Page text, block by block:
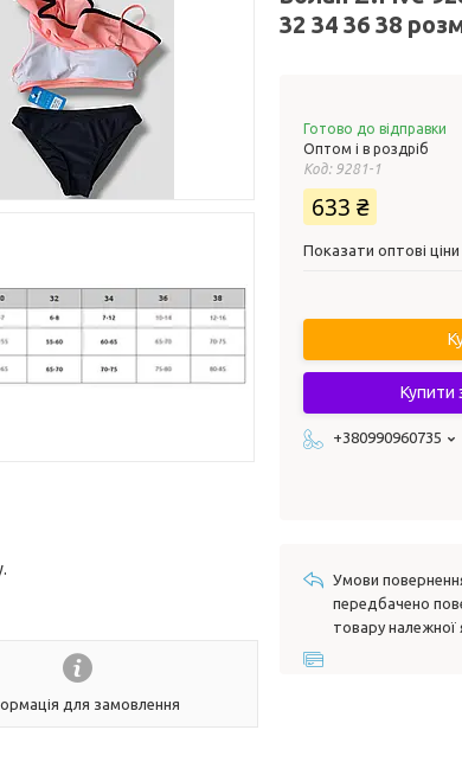
для замовлення
32 34 36 38
Готово до відправки
Оптом і в роздріб
Код: 9281-1
633 ₴
Показати оптові ціни
Купити
+380990960735
передбачено
товару належної